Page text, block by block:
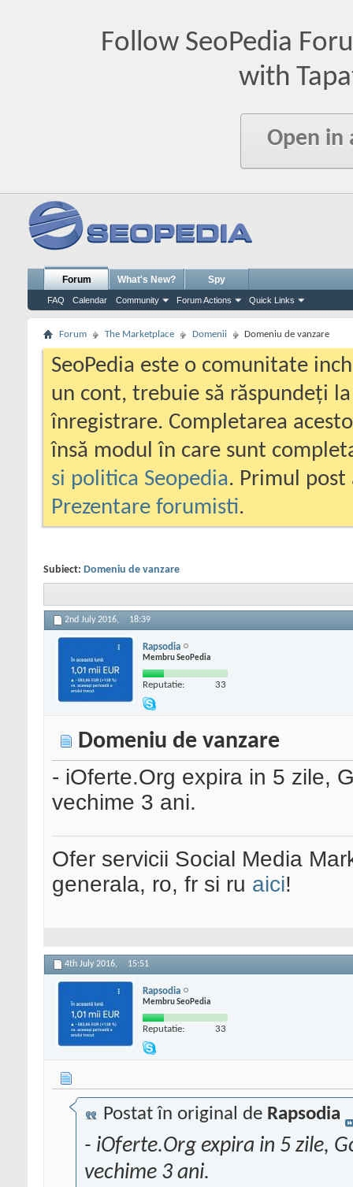
Follow SeoPedia
with
Open in
Forum
FAQ Calendar Community Forum Actions Quick Links
What's New? Spy
Forum The Marketplace Domenii Domeniu de vanzare
SeoPedia este o comunitate
un cont, trebuie să răspundeți
înregistrare. Completarea
însă modul în care sunt
si politica Seopedia. Primul
Prezentare forumisti.
Subiect: Domeniu de vanzare
2nd July 2016, 18:39
Rapsodia
Membru SeoPedia
Reputatie: 33
Domeniu de vanzare
- iOferte.Org expira in 5 zile,
vechime 3 ani.
Ofer servicii Social Media
generala, ro, fr si ru aici!
4th July 2016, 15:51
Rapsodia
Membru SeoPedia
Reputatie: 33
Postat în original de Rapsodia
- iOferte.Org expira in 5 zile,
vechime 3 ani.